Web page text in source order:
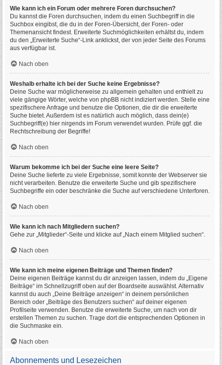
Wie kann ich ein Forum oder mehrere Foren durchsuchen?
Du kannst die Foren durchsuchen, indem du einen Suchbegriff in die
Suchbox eingibst, die du in der Foren-Übersicht, der Foren- oder
Themenansicht findest. Erweiterte Suchmöglichkeiten erhältst du, indem
du den „Erweiterte Suche“-Link anklickst, der von jeder Seite des Forums
aus verfügbar ist.
Nach oben
Weshalb erhalte ich bei der Suche keine Ergebnisse?
Deine Suche war möglicherweise zu allgemein gehalten und enthielt zu
viele gängige Wörter, welche von phpBB nicht indiziert werden. Stelle eine
spezifischere Anfrage und benutze die Optionen, die dir die erweiterte
Suche bietet. Außerdem ist es natürlich auch möglich, dass dein(e)
Suchbegriff(e) hier nirgends im Forum verwendet wurden. Prüfe ggf. die
Rechtschreibung der Begriffe!
Nach oben
Warum bekomme ich bei der Suche eine leere Seite?
Deine Suche lieferte zu viele Ergebnisse, somit konnte der Webserver sie
nicht verarbeiten. Benutze die erweiterte Suche und gib spezifischere
Suchbegriffe ein oder beschränke die Suche auf verschiedene Unterforen.
Nach oben
Wie kann ich nach Mitgliedern suchen?
Gehe zur „Mitglieder“-Seite und klicke auf „Nach einem Mitglied suchen“.
Nach oben
Wie kann ich meine eigenen Beiträge und Themen finden?
Deine eigenen Beiträge kannst du dir anzeigen lassen, indem du „Eigene
Beiträge“ im Schnellzugriff oben auf der Boardseite auswählst. Alternativ
kannst du auch „Deine Beiträge anzeigen“ in deinem persönlichen
Bereich oder „Beiträge des Benutzers suchen“ auf deiner eigenen
Profilseite verwenden. Benutze die erweiterte Suche, um nach von dir
erstellen Themen zu suchen. Trage dort die entsprechenden Optionen in
die Suchmaske ein.
Nach oben
Abonnements und Lesezeichen